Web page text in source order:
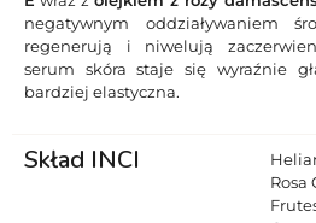
negatywnym oddziaływaniem
regenerują i niwelują
serum skóra staje się wyraźnie
bardziej elastyczna.
Skład INCI
Rosa